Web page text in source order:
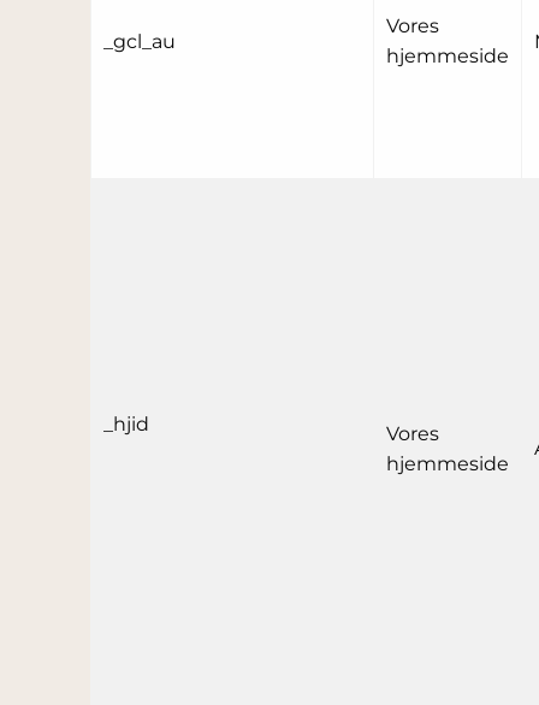
_gcl_au
Vores
hjemmeside
_hjid
Vores
hjemmeside